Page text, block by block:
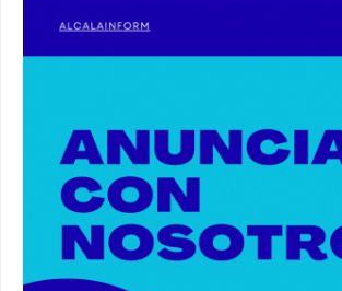
Robaban a narcotraficantes, hay
Alcalá. #policia #narcos
Nueva iluminación del Parque
#alcaladeguadaira #luz
00:55
Premio de Medio Ambiente para
Mateo. #alcaladeguadaira